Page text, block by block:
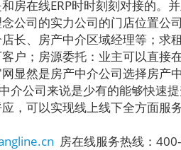
房在线ERP时时刻刻对接的。
公司的实力公司的门店位置公
长、房产中介区域经理等；求
户；房源委托：业主可以直接
显然是房产中介公司选择房产
介公司来说是少有的能够快速
，可以实现线上线下全方面服
房在线服务热线：